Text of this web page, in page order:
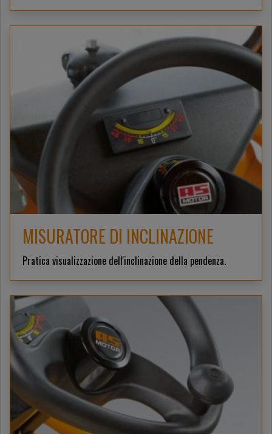
MISURATORE DI INCLINAZIONE
Pratica visualizzazione dell'inclinazione della pendenza.